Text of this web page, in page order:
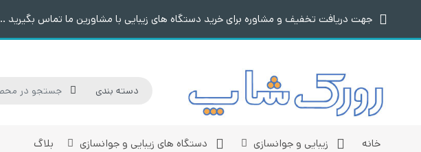
جهت دریافت تخفیف و مشاوره برای خرید دستگاه های زیبایی با مشاورین ما تماس بگیرید ..
خانه زیبایی و جوانسازی دستگاه های زیبایی و جوانسازی بلاگ